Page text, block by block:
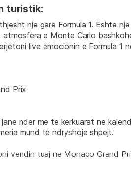
turistik:
nje gare Formula 1. Eshte
atmosfera e Monte Carlo
live emocionin e Formula
Prix
nder me te kerkuarat ne
mund te ndryshoje shpejt.
vendin tuaj ne Monaco Grand